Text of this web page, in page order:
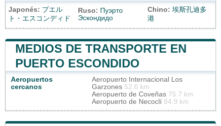
Japonés: プエル
ト・エスコンディド
Ruso: Пуэрто
Эскондидо
Chino: 埃斯孔迪多
港
MEDIOS DE TRANSPORTE EN
PUERTO ESCONDIDO
Aeropuertos
cercanos
Aeropuerto Internacional Los
Garzones 52.6 km
Aeropuerto de Coveñas 75.7 km
Aeropuerto de Necoclí 84.9 km